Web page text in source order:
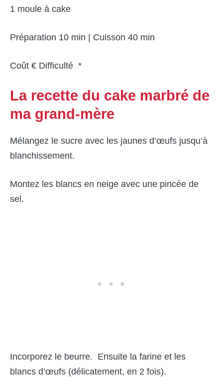
1 moule à cake
Préparation 10 min | Cuisson 40 min
Coût € Difficulté *
La recette du cake marbré de
ma grand-mère
Mélangez le sucre avec les jaunes d’œufs jusqu’à
blanchissement.
Montez les blancs en neige avec une pincée de
sel.
Incorporez le beurre. Ensuite la farine et les
blancs d’œufs (délicatement, en 2 fois).